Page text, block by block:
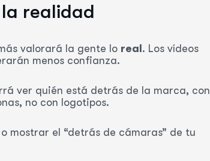
realidad
valorará la gente lo real . Los vídeos
menos confianza.
ver quién está detrás de la marca, con
no con logotipos.
mostrar el “detrás de cámaras” de tu